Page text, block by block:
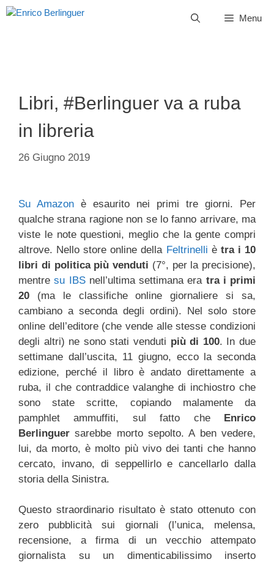
Vai
Menu
Libri, #Berlinguer va a ruba
in libreria
26 Giugno 2019
Su Amazon è esaurito nei primi tre giorni. Per
qualche strana ragione non se lo fanno arrivare, ma
viste le note questioni, meglio che la gente compri
altrove. Nello store online della Feltrinelli è tra i 10
libri di politica più venduti (7°, per la precisione),
mentresu IBSnell’ultima settimana era tra i primi
20 (ma le classifiche online giornaliere si sa,
cambiano a seconda degli ordini). Nel solo store
online dell’editore (che vende alle stesse condizioni
degli altri) ne sono stati venduti più di 100. In due
settimane dall’uscita, 11 giugno, ecco la seconda
edizione, perché il libro è andato direttamente a
ruba, il che contraddice valanghe di inchiostro che
sono state scritte, copiando malamente da
pamphlet ammuffiti, sul fatto che Enrico
Berlinguer sarebbe morto sepolto. A ben vedere,
lui, da morto, è molto più vivo dei tanti che hanno
cercato, invano, di seppellirlo e cancellarlo dalla
storia della Sinistra.
Questo straordinario risultato è stato ottenuto con
zero pubblicità sui giornali (l’unica, melensa,
recensione, a firma di un vecchio attempato
giornalista su un dimenticabilissimo inserto